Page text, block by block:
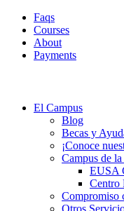
Faqs
Courses
About
Payments
El Campus
Blog
Becas y
¡Conoce
Campus de
EUSA
Centro
Compromiso
Otros